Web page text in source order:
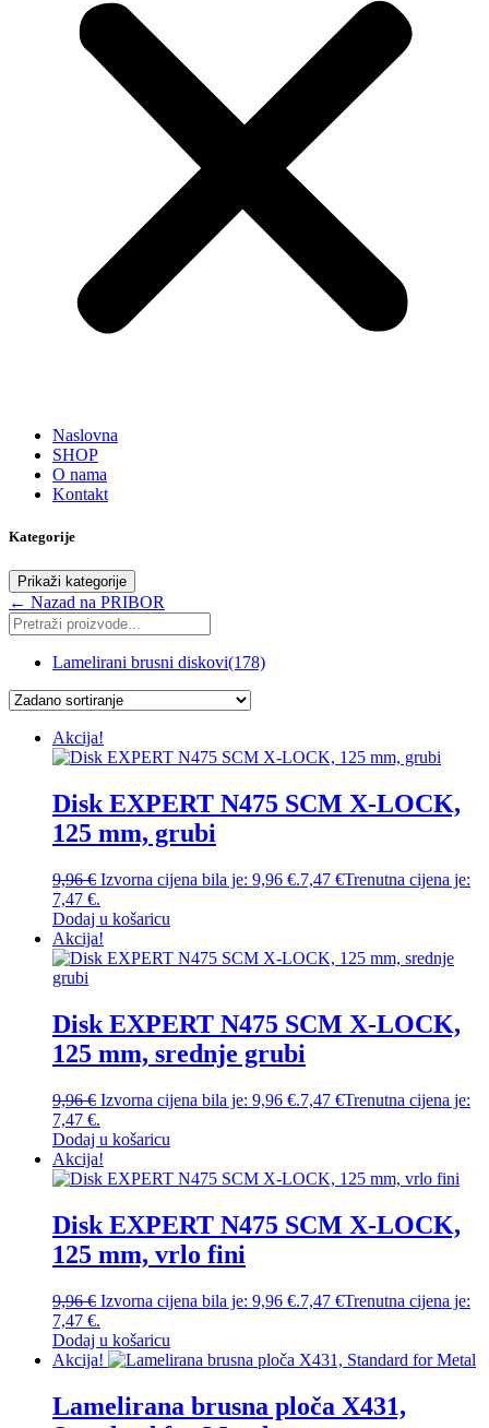
Naslovna
SHOP
O nama
Kontakt
Kategorije
Prikaži kategorije
← Nazad na PRIBOR
Lamelirani brusni diskovi(178)
Akcija!
Disk EXPERT N475 SCM X-LOCK,
125 mm, grubi
9,96€ Izvorna cijena bila je: 9,96 €.7,47 €Trenutna cijena je:
7,47 €.
Dodaj u košaricu
Akcija!
Disk EXPERT N475 SCM X-LOCK,
125 mm, srednje grubi
9,96€ Izvorna cijena bila je: 9,96 €.7,47 €Trenutna cijena je:
7,47 €.
Dodaj u košaricu
Akcija!
Disk EXPERT N475 SCM X-LOCK,
125 mm, vrlo fini
9,96€ Izvorna cijena bila je: 9,96 €.7,47 €Trenutna cijena je:
7,47 €.
Dodaj u košaricu
Akcija!
Lamelirana brusna ploča X431,